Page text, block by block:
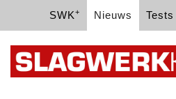
SWK+ Nieuws Tests